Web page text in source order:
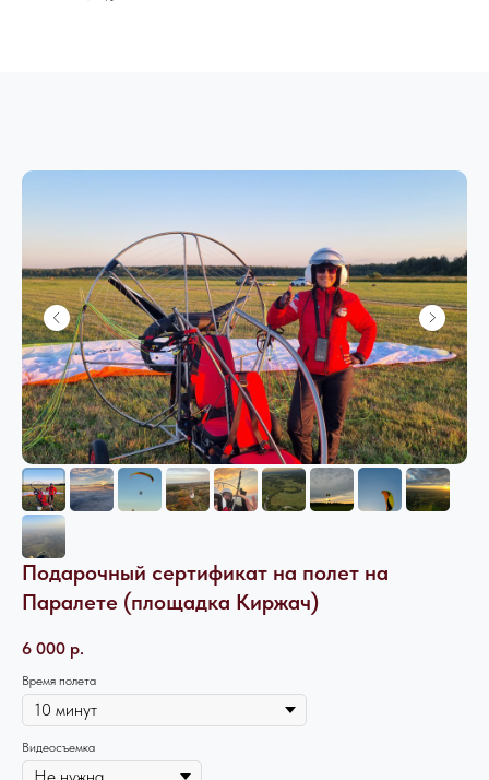
Подарочный сертификат на полет на
Паралете (площадка Киржач)
6 000 р.
Время полета
Видеосъемка